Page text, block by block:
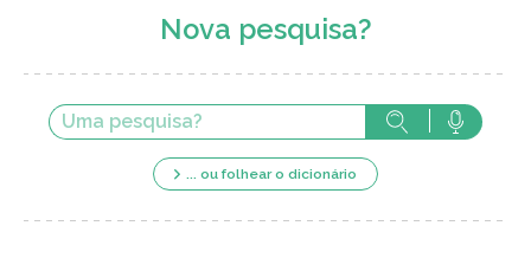
Nova pesquisa?
... ou folhear o dicionário